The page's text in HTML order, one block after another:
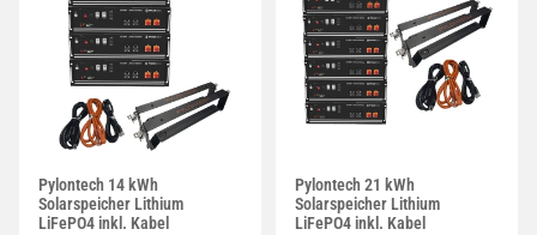
Pylontech 14 kWh
Solarspeicher Lithium
LiFePO4 inkl. Kabel
Pylontech 21 kWh
Solarspeicher Lithium
LiFePO4 inkl. Kabel